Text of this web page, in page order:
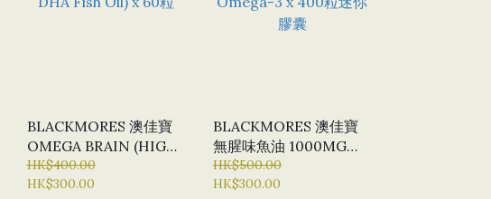
BLACKMORES 澳佳寶
OMEGA BRAIN (HIGH
DHA FISH OIL) X 60粒
HK$400.00
HK$300.00
BLACKMORES 澳佳寶
無腥味魚油 1000MG
OMEGA-3 X 400粒迷你
膠囊
HK$500.00
HK$300.00